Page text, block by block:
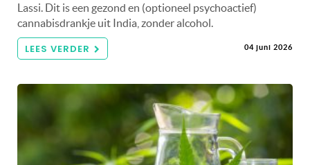
Lassi. Dit is een gezond en (optioneel psychoactief)
cannabisdrankje uit India, zonder alcohol.
LEES VERDER 04 juni 2026